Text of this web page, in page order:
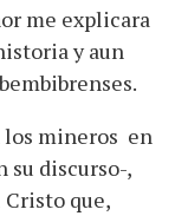
me explicara
y aun
mineros en
su discurso-,
que,